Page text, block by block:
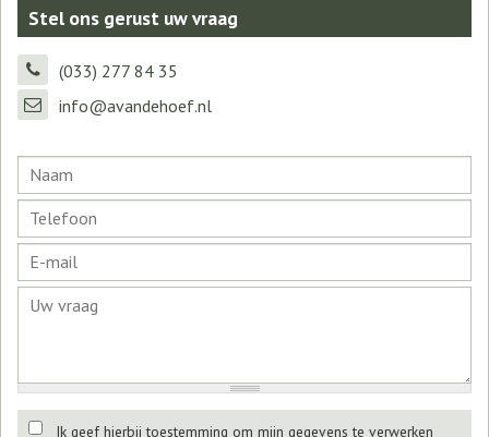
Stel ons gerust uw vraag
(033) 277 84 35
info@avandehoef.nl
Ik geef hierbij toestemming om mijn gegevens te verwerken